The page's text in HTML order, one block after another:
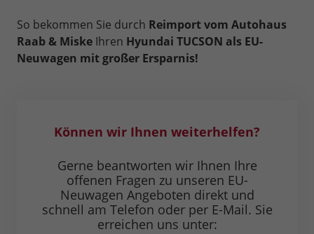
So bekommen Sie durch Reimport vom Autohaus
Raab & Miske Ihren Hyundai TUCSON als EU-
Neuwagen mit großer Ersparnis!
Können wir Ihnen weiterhelfen?
Gerne beantworten wir Ihnen Ihre
offenen Fragen zu unseren EU-
Neuwagen Angeboten direkt und
schnell am Telefon oder per E-Mail. Sie
erreichen uns unter: